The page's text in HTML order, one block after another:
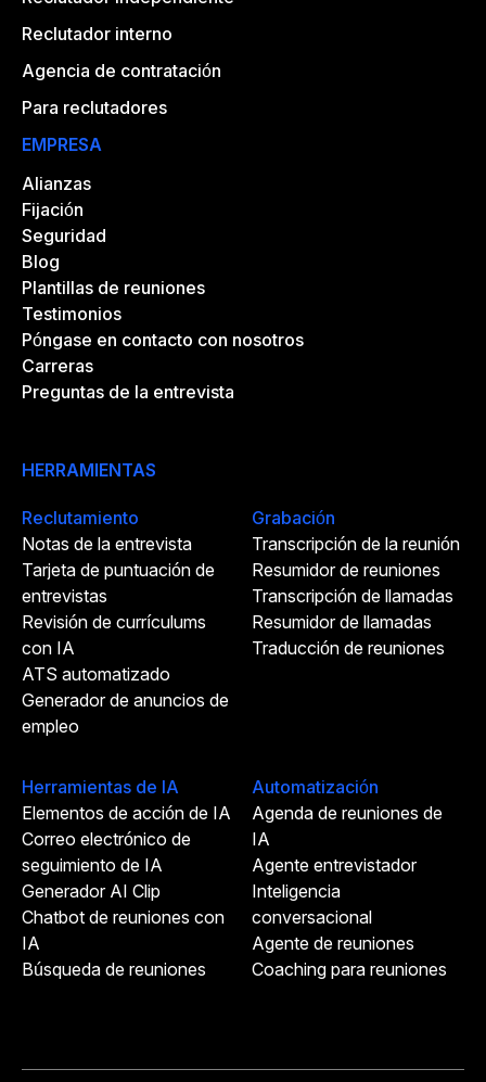
Reclutador interno
Agencia de contratación
Para reclutadores
EMPRESA
Alianzas
Fijación
Seguridad
Blog
Plantillas de reuniones
Testimonios
Póngase en contacto con nosotros
Carreras
Preguntas de la entrevista
HERRAMIENTAS
Reclutamiento
Notas de la entrevista
Tarjeta de puntuación de
entrevistas
Revisión de currículums
con IA
ATS automatizado
Generador de anuncios de
empleo
Grabación
Transcripción de la reunión
Resumidor de reuniones
Transcripción de llamadas
Resumidor de llamadas
Traducción de reuniones
Herramientas de IA
Elementos de acción de IA
Correo electrónico de
seguimiento de IA
Generador AI Clip
Chatbot de reuniones con
IA
Búsqueda de reuniones
Automatización
Agenda de reuniones de
IA
Agente entrevistador
Inteligencia
conversacional
Agente de reuniones
Coaching para reuniones